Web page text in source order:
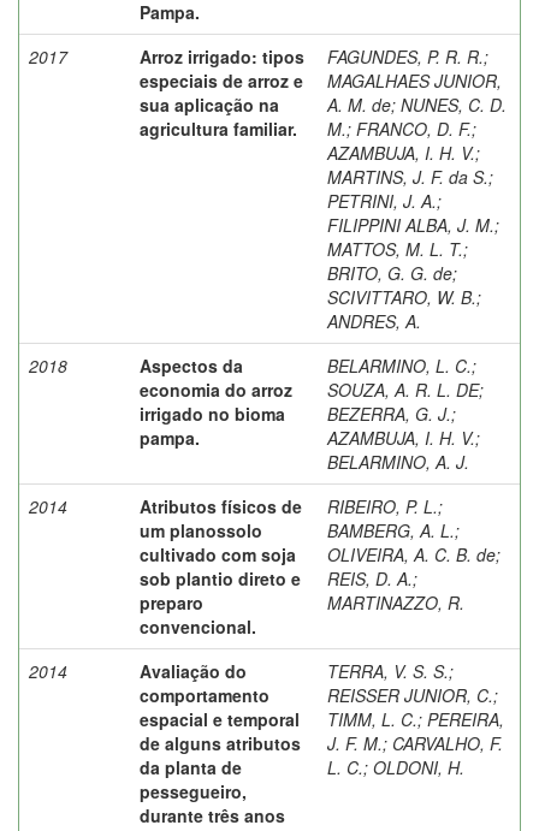
Pampa.
2017
Arroz irrigado: tipos
especiais de arroz e
sua aplicação na
agricultura familiar.
FAGUNDES, P. R. R.;
MAGALHAES JUNIOR,
A. M. de; NUNES, C. D.
M.; FRANCO, D. F.;
AZAMBUJA, I. H. V.;
MARTINS, J. F. da S.;
PETRINI, J. A.;
FILIPPINI ALBA, J. M.;
MATTOS, M. L. T.;
BRITO, G. G. de;
SCIVITTARO, W. B.;
ANDRES, A.
2018
Aspectos da
economia do arroz
irrigado no bioma
pampa.
BELARMINO, L. C.;
SOUZA, A. R. L. DE;
BEZERRA, G. J.;
AZAMBUJA, I. H. V.;
BELARMINO, A. J.
2014
Atributos físicos de
um planossolo
cultivado com soja
sob plantio direto e
preparo
convencional.
RIBEIRO, P. L.;
BAMBERG, A. L.;
OLIVEIRA, A. C. B. de;
REIS, D. A.;
MARTINAZZO, R.
2014
Avaliação do
comportamento
espacial e temporal
de alguns atributos
da planta de
pessegueiro,
durante três anos
TERRA, V. S. S.;
REISSER JUNIOR, C.;
TIMM, L. C.; PEREIRA,
J. F. M.; CARVALHO, F.
L. C.; OLDONI, H.